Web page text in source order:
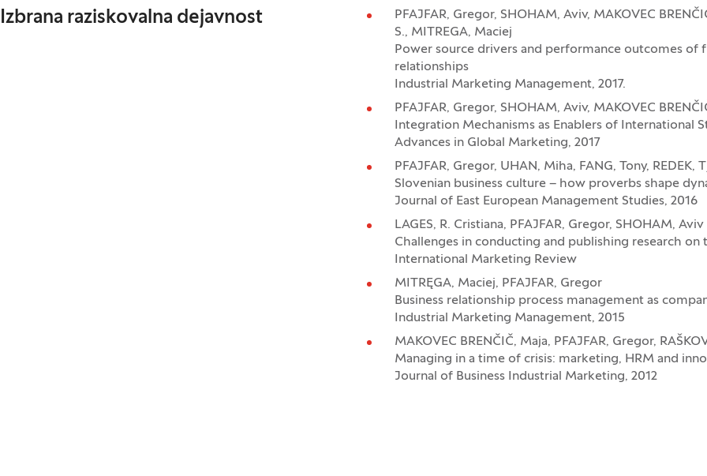
Izbrana raziskovalna dejavnost
PFAJFAR, Gregor, SHOHAM, Aviv, MAKOVEC
S., MITREGA, Maciej
Power source drivers and performance outcomes
relationships
Industrial Marketing Management, 2017.
PFAJFAR, Gregor, SHOHAM, Aviv, MAKOVEC
Integration Mechanisms as Enablers of International
Advances in Global Marketing, 2017
PFAJFAR, Gregor, UHAN, Miha, FANG, Tony, REDEK,
Slovenian business culture – how proverbs shape
Journal of East European Management Studies, 2016
LAGES, R. Cristiana, PFAJFAR, Gregor, SHOHAM, Aviv
Challenges in conducting and publishing research
International Marketing Review
MITRĘGA, Maciej, PFAJFAR, Gregor
Business relationship process management as
Industrial Marketing Management, 2015
MAKOVEC BRENČIČ, Maja, PFAJFAR, Gregor,
Managing in a time of crisis: marketing, HRM and
Journal of Business Industrial Marketing, 2012